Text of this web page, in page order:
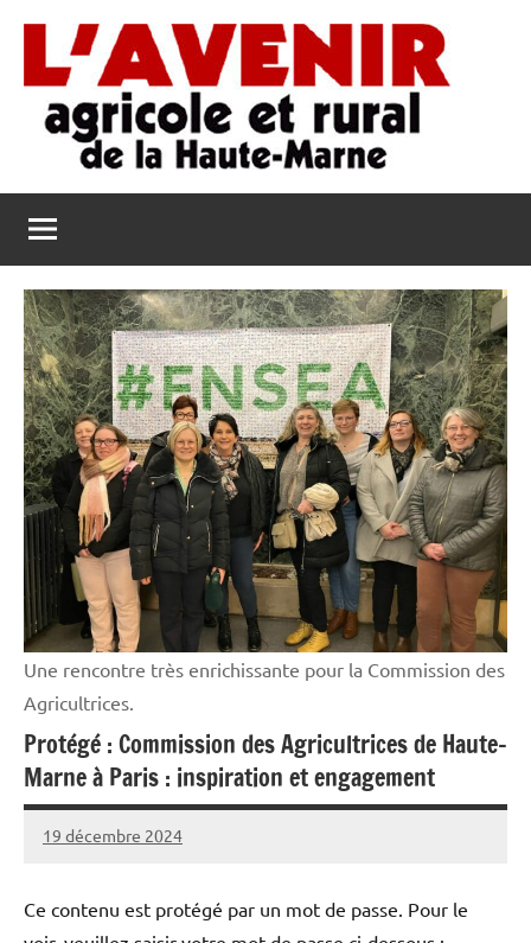
contenu
L'Avenir
Agricole
et
Rural
de
la
Haute-
Marne
et
Rural
de
la
Haute-
Marne
Une rencontre très enrichissante pour la Commission des
Agricultrices.
Protégé : Commission des Agricultrices de Haute-
Marne à Paris : inspiration et engagement
19 décembre 2024
L'Avenir
et
Rural
Ce contenu est protégé par un mot de passe. Pour le